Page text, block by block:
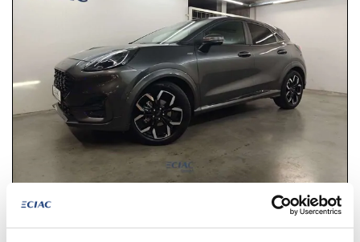
€ 22.325€ 18.450
1870
incl. BTW